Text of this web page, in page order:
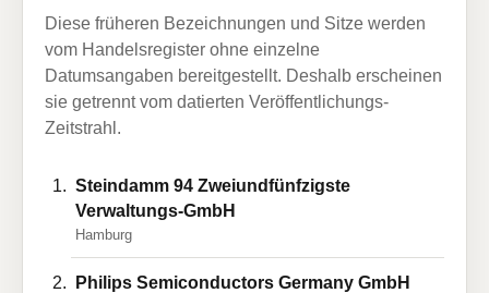
Diese früheren Bezeichnungen und Sitze werden
vom Handelsregister ohne einzelne
Datumsangaben bereitgestellt. Deshalb erscheinen
sie getrennt vom datierten Veröffentlichungs-
Zeitstrahl.
Steindamm 94 Zweiundfünfzigste
Verwaltungs-GmbH
Hamburg
Philips Semiconductors Germany GmbH